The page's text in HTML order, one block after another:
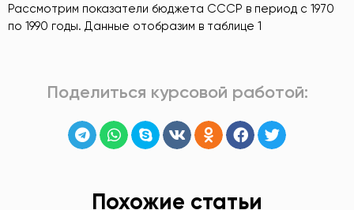
Рассмотрим показатели бюджета СССР в период с 1970
по 1990 годы. Данные отобразим в таблице 1
Поделиться курсовой работой:
Похожие статьи